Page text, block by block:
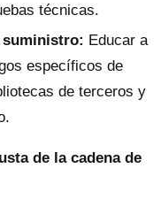
técnicas.
suministro: Educar a
específicos de
de terceros y
de la cadena de